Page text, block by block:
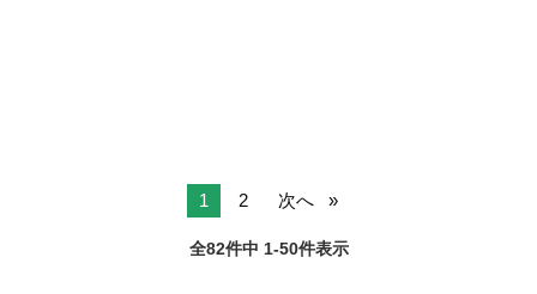
1 2 次へ
全82件中 1-50件表示